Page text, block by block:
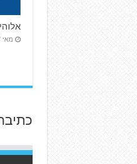
מאי 7, 2018